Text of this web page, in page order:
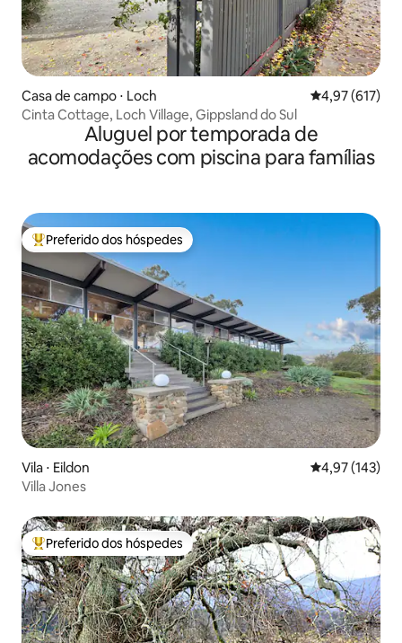
Casa de campo ⋅ Loch 4,97 de uma
4,97 (617)
Cinta Cottage, Loch Village, Gippsland do Sul
Aluguel por temporada de
acomodações com piscina para famílias
Entre os melhores preferidos dos hóspedes
Preferido dos hóspedes
Vila ⋅ Eildon 4,97 de uma
4,97 (143)
Villa Jones
Entre os melhores preferidos dos hóspedes
Preferido dos hóspedes